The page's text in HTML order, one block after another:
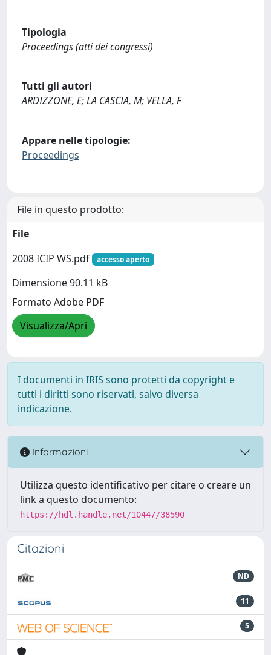
Tipologia
Proceedings (atti dei congressi)
Tutti gli autori
ARDIZZONE, E; LA CASCIA, M; VELLA, F
Appare nelle tipologie:
Proceedings
File in questo prodotto:
File
2008 ICIP WS.pdf
accesso aperto
Dimensione 90.11 kB
Formato Adobe PDF
Visualizza/Apri
I documenti in IRIS sono protetti da copyright e
tutti i diritti sono riservati, salvo diversa
indicazione.
Informazioni
Utilizza questo identificativo per citare o creare un
link a questo documento:
https://hdl.handle.net/10447/38590
Citazioni
ND
11
5